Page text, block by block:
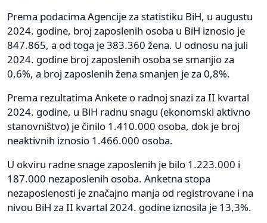
Prema podacima Agencije za statistiku BiH, u augustu
2024. godine, broj zaposlenih osoba u BiH iznosio je
847.865, a od toga je 383.360 žena. U odnosu na juli
2024. godine broj zaposlenih osoba se smanjio za
0,6%, a broj zaposlenih žena smanjen je za 0,8%.
Prema rezultatima Ankete o radnoj snazi za II kvartal
2024. godine, u BiH radnu snagu (ekonomski aktivno
stanovništvo) je činilo 1.410.000 osoba, dok je broj
neaktivnih iznosio 1.466.000 osoba.
U okviru radne snage zaposlenih je bilo 1.223.000 i
187.000 nezaposlenih osoba. Anketna stopa
nezaposlenosti je značajno manja od registrovane i na
nivou BiH za II kvartal 2024. godine iznosila je 13,3%.